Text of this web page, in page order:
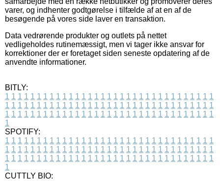
varer, og indhenter godtgørelse i tilfælde af at en af de
besøgende på vores side laver en transaktion.
Data vedrørende produkter og outlets på nettet
vedligeholdes rutinemæssigt, men vi tager ikke ansvar for
korrektioner der er foretaget siden seneste opdatering af de
anvendte informationer.
BITLY:
1 1 1 1 1 1 1 1 1 1 1 1 1 1 1 1 1 1 1 1 1 1 1 1 1 1 1 1 1 1 1 1 1
1 1 1 1 1 1 1 1 1 1 1 1 1 1 1 1 1 1 1 1 1 1 1 1 1 1 1 1 1 1 1 1 1
1 1 1 1 1 1 1 1 1 1 1 1 1 1 1 1 1 1 1 1 1 1 1 1 1 1 1 1 1 1 1 1 1
1
SPOTIFY:
1 1 1 1 1 1 1 1 1 1 1 1 1 1 1 1 1 1 1 1 1 1 1 1 1 1 1 1 1 1 1 1 1
1 1 1 1 1 1 1 1 1 1 1 1 1 1 1 1 1 1 1 1 1 1 1 1 1 1 1 1 1 1 1 1 1
1 1 1 1 1 1 1 1 1 1 1 1 1 1 1 1 1 1 1 1 1 1 1 1 1 1 1 1 1 1 1 1 1
1
CUTTLY BIO: